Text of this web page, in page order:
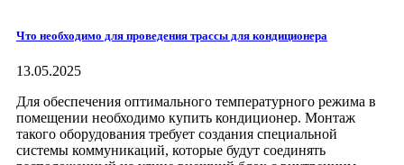
Что необходимо для проведения трассы для кондиционера
13.05.2025
Для обеспечения оптимального температурного режима в
помещении необходимо купить кондиционер. Монтаж
такого оборудования требует создания специальной
системы коммуникаций, которые будут соединять